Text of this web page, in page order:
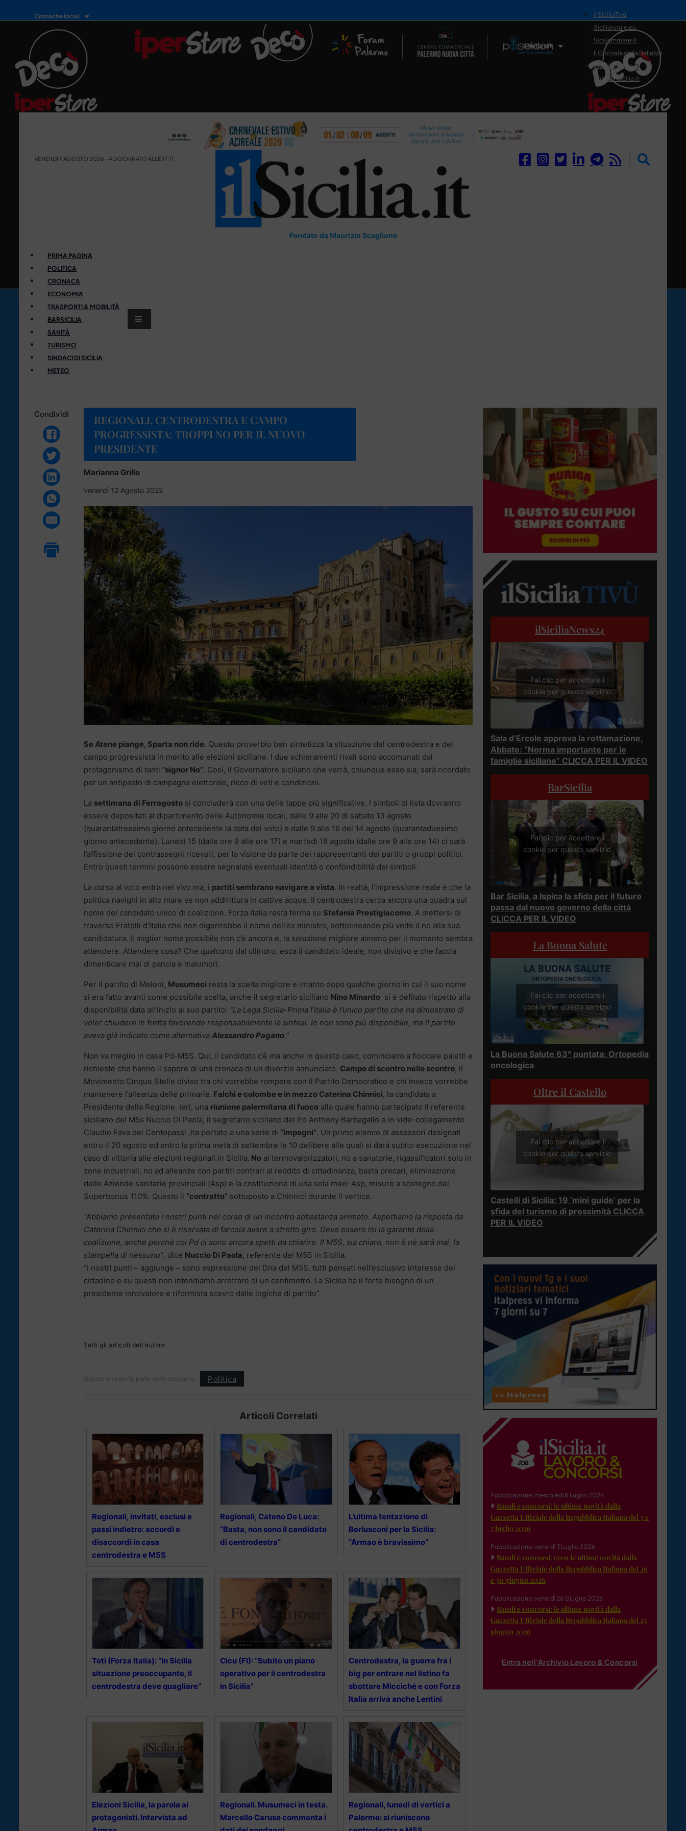
Cronache locali
Il Network
il SiciliaTivù
Siciliarurale.eu
Siciliammare.it
Il Giornale della Bellezza
Siciliamedica.it
Sanitainsicilia.it
VENERDÌ 7 AGOSTO 2026 - AGGIORNATO ALLE 17:11
Fondato da Maurizio Scaglione
PRIMA PAGINA
POLITICA
CRONACA
ECONOMIA
TRASPORTI & MOBILITÀ
BARSICILIA
SANITÀ
TURISMO
SINDACI DI SICILIA
METEO
Condividi
REGIONALI, CENTRODESTRA E CAMPO
PROGRESSISTA: TROPPI NO PER IL NUOVO
PRESIDENTE
Marianna Grillo
venerdì 12 Agosto 2022
Se Atene piange, Sparta non ride. Questo proverbio ben sintetizza la situazione del centrodestra e del
campo progressista in merito alle elezioni siciliane. I due schieramenti rivali sono accomunati dal
protagonismo di tanti “signor No”. Così, il Governatore siciliano che verrà, chiunque esso sia, sarà ricordato
per un antipasto di campagna elettorale, ricco di veti e condizioni.
La settimana di Ferragosto si concluderà con una delle tappe più significative. I simboli di lista dovranno
essere depositati al dipartimento delle Autonomie locali, dalle 9 alle 20 di sabato 13 agosto
(quarantatreesimo giorno antecedente la data del voto) e dalle 9 alle 16 del 14 agosto (quarantaduesimo
giorno antecedente). Lunedì 15 (dalle ore 9 alle ore 17) e martedì 16 agosto (dalle ore 9 alle ore 14) ci sarà
l’affissione dei contrassegni ricevuti, per la visione da parte dei rappresentanti dei partiti o gruppi politici.
Entro questi termini possono essere segnalate eventuali identità o confondibilità dei simboli.
La corsa al voto entra nel vivo ma, i partiti sembrano navigare a vista. In realtà, l’impressione reale è che la
politica navighi in alto mare se non addirittura in cattive acque. Il centrodestra cerca ancora una quadra sul
nome del candidato unico di coalizione. Forza Italia resta ferma su Stefania Prestigiacomo. A mettersi di
traverso Fratelli d’Italia che non digerirebbe il nome dell’ex ministro, sottolineando più volte il no alla sua
candidatura. Il miglior nome possibile non c’è ancora e, la soluzione migliore almeno per il momento sembra
attendere. Attendere cosa? Che qualcuno dal cilindro, esca il candidato ideale, non divisivo e che faccia
dimenticare mal di pancia e malumori.
Per il partito di Meloni, Musumeci resta la scelta migliore e intanto dopo qualche giorno in cui il suo nome
si era fatto avanti come possibile scelta, anche il segretario siciliano Nino Minardo si è defilato rispetto alla
disponibilità data all’inizio al suo partito: “La Lega Sicilia-Prima l’Italia è l’unico partito che ha dimostrato di
voler chiudere in fretta favorendo responsabilmente la sintesi. Io non sono più disponibile, ma il partito
aveva già indicato come alternativa Alessandro Pagano.”
Non va meglio in casa Pd-M5S. Qui, il candidato c’è ma anche in questo caso, cominciano a fioccare paletti e
richieste che hanno il sapore di una cronaca di un divorzio annunciato. Campo di scontro nello scontro, il
Movimento Cinque Stelle diviso tra chi vorrebbe rompere con il Partito Democratico e chi invece vorrebbe
mantenere l’alleanza delle primarie. Falchi e colombe e in mezzo Caterina Chinnici, la candidata a
Presidente della Regione. Ieri, una riunione palermitana di fuoco alla quale hanno partecipato il referente
siciliano del M5s Nuccio Di Paola, il segretario siciliano del Pd Anthony Barbagallo e in vide-collegamento
Claudio Fava dei Centopassi ,ha portato a una serie di “impegni”. Un primo elenco di assessori designati
entro il 20 agosto ed entro la prima metà di settembre le 10 delibere alle quali si darà subito esecuzione nel
caso di vittoria alle elezioni regionali in Sicilia. No ai termovalorizzatori, no a sanatorie, rigassificatori solo in
zone industriali, no ad alleanze con partiti contrari al reddito di cittadinanza, basta precari, eliminazione
delle Aziende sanitarie provinciali (Asp) e la costituzione di una sola maxi-Asp, misure a sostegno del
Superbonus 110%. Questo il “contratto” sottoposto a Chinnici durante il vertice.
“Abbiamo presentato i nostri punti nel corso di un incontro abbastanza animato. Aspettiamo la risposta da
Caterina Chinnici che si è riservata di farcela avere a stretto giro. Deve essere lei la garante della
coalizione, anche perché col Pd ci sono ancora spetti da chiarire. Il M5S, sia chiaro, non è né sarà mai, la
stampella di nessuno”, dice Nuccio Di Paola, referente del M5S in Sicilia.
“I nostri punti – aggiunge – sono espressione del Dna del M5S, tutti pensati nell’esclusivo interesse del
cittadino e su questi non intendiamo arretrare di un centimetro. La Sicilia ha il forte bisogno di un
presidente innovatore e riformista scevro dalle logiche di partito”.
Tutti gli articoli dell'autore
Questo articolo fa parte delle categorie: Politica
Articoli Correlati
Regionali, invitati, esclusi e
passi indietro: accordi e
disaccordi in casa
centrodestra e M5S
Regionali, Cateno De Luca:
“Basta, non sono il candidato
di centrodestra”
L’ultima tentazione di
Berlusconi per la Sicilia:
“Armao è bravissimo”
Toti (Forza Italia): “In Sicilia
situazione preoccupante, il
centrodestra deve quagliare”
Cicu (FI): “Subito un piano
operativo per il centrodestra
in Sicilia”
Centrodestra, la guerra fra i
big per entrare nel listino fa
sbottare Micciché e con Forza
Italia arriva anche Lentini
Elezioni Sicilia, la parola ai
protagonisti. Intervista ad
Regionali. Musumeci in testa.
Marcello Caruso commenta i
Regionali, lunedì di vertici a
Palermo: si riuniscono
ilSiciliaNews24
Fai clic per accettare i
cookie per questo servizio
Sala d’Ercole approva la rottamazione,
Abbate: “Norma importante per le
famiglie siciliane” CLICCA PER IL VIDEO
BarSicilia
Fai clic per accettare i
cookie per questo servizio
Bar Sicilia, a Ispica la sfida per il futuro
passa dal nuovo governo della città
CLICCA PER IL VIDEO
La Buona Salute
Fai clic per accettare i
cookie per questo servizio
La Buona Salute 63° puntata: Ortopedia
oncologica
Oltre il Castello
Fai clic per accettare i
cookie per questo servizio
Castelli di Sicilia: 19 ‘mini guide’ per la
sfida del turismo di prossimità CLICCA
PER IL VIDEO
Pubblicazione: mercoledì 8 Luglio 2026
Bandi e concorsi: le ultime novità dalla
Gazzetta Ufficiale della Repubblica Italiana del 3 e
7 luglio 2026
Pubblicazione: venerdì 3 Luglio 2026
Bandi e concorsi: ecco le ultime novità dalla
Gazzetta Ufficiale della Repubblica Italiana del 26
e 30 giugno 2026
Pubblicazione: venerdì 26 Giugno 2026
Bandi e concorsi: le ultime novità dalla
Gazzetta Ufficiale della Repubblica Italiana del 23
giugno 2026
Entra nell'Archivio Lavoro & Concorsi